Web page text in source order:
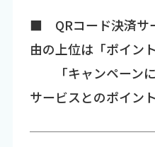
■ QRコード決済サ
由の上位は「ポイン
「キャンペーンに
サービスとのポイン